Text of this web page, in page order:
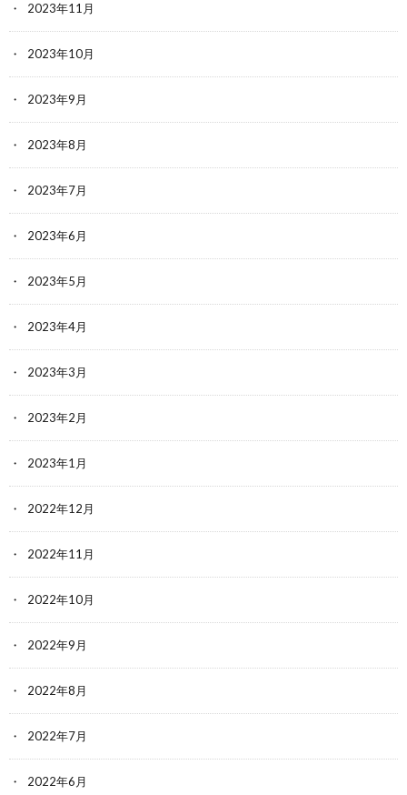
2023年11月
2023年10月
2023年9月
2023年8月
2023年7月
2023年6月
2023年5月
2023年4月
2023年3月
2023年2月
2023年1月
2022年12月
2022年11月
2022年10月
2022年9月
2022年8月
2022年7月
2022年6月